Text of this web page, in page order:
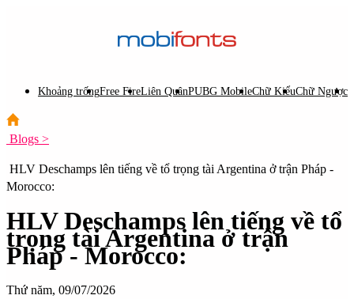
Khoảng trốngFree FireLiên QuânPUBG MobileChữ KiểuChữ Ngược
Blogs >
HLV Deschamps lên tiếng về tổ trọng tài Argentina ở trận Pháp -
Morocco:
HLV Deschamps lên tiếng về tổ
trọng tài Argentina ở trận
Pháp - Morocco:
Thứ năm, 09/07/2026